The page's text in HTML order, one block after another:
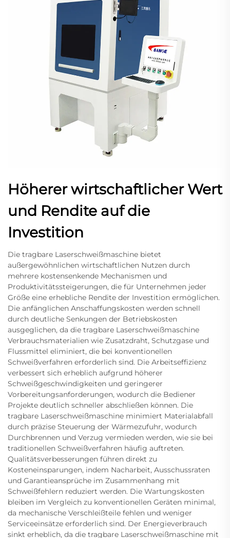
Höherer wirtschaftlicher Wert
und Rendite auf die
Investition
Die tragbare Laserschweißmaschine bietet
außergewöhnlichen wirtschaftlichen Nutzen durch
mehrere kostensenkende Mechanismen und
Produktivitätssteigerungen, die für Unternehmen jeder
Größe eine erhebliche Rendite der Investition ermöglichen.
Die anfänglichen Anschaffungskosten werden schnell
durch deutliche Senkungen der Betriebskosten
ausgeglichen, da die tragbare Laserschweißmaschine
Verbrauchsmaterialien wie Zusatzdraht, Schutzgase und
Flussmittel eliminiert, die bei konventionellen
Schweißverfahren erforderlich sind. Die Arbeitseffizienz
verbessert sich erheblich aufgrund höherer
Schweißgeschwindigkeiten und geringerer
Vorbereitungsanforderungen, wodurch die Bediener
Projekte deutlich schneller abschließen können. Die
tragbare Laserschweißmaschine minimiert Materialabfall
durch präzise Steuerung der Wärmezufuhr, wodurch
Durchbrennen und Verzug vermieden werden, wie sie bei
traditionellen Schweißverfahren häufig auftreten.
Qualitätsverbesserungen führen direkt zu
Kosteneinsparungen, indem Nacharbeit, Ausschussraten
und Garantieansprüche im Zusammenhang mit
Schweißfehlern reduziert werden. Die Wartungskosten
bleiben im Vergleich zu konventionellen Geräten minimal,
da mechanische Verschleißteile fehlen und weniger
Serviceeinsätze erforderlich sind. Der Energieverbrauch
sinkt erheblich, da die tragbare Laserschweißmaschine mit